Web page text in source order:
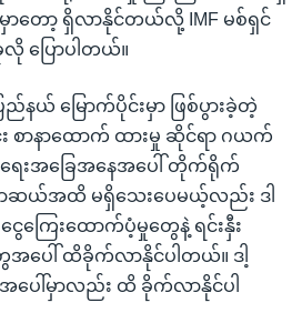
ာတော့ ရှိလာနိုင်တယ်လို့ IMF မစ်ရှင်
ပြောပါတယ်။
နယ် မြောက်ပိုင်းမှာ ဖြစ်ပွားခဲ့တဲ့
စာနာထောက် ထားမှု ဆိုင်ရာ ဂယက်
းရေးအခြေအနေအပေါ် တိုက်ရိုက်
ဆယ်အထိ မရှိသေးပေမယ့်လည်း ဒါ
ေကြေးထောက်ပံ့မှုတွေနဲ့ ရင်းနှီး
ပေါ် ထိခိုက်လာနိုင်ပါတယ်။ ဒါ့
အပေါ်မှာလည်း ထိ ခိုက်လာနိုင်ပါ